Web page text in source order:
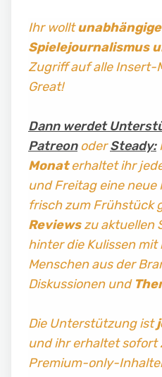
Ihr wollt
Spielejournalismus
Zugriff auf alle Insert-
Great!
Dann werdet
PatreonoderSteady:
Monaterhaltet ihr
und Freitag eine neue
frisch zum Frühstück
Reviewszu aktuellen
hinter die Kulissen
Menschen aus der
Diskussionen und
Die Unterstützung ist
und ihr erhaltet sofort
Premium-only-